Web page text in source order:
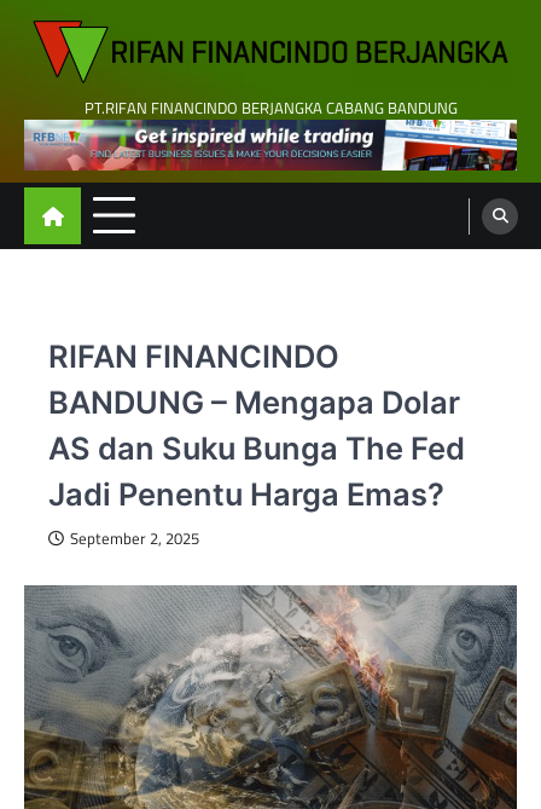
content
PT.RIFAN FINANCINDO BERJANGKA CABANG BANDUNG
RIFAN FINANCINDO
BANDUNG – Mengapa Dolar
AS dan Suku Bunga The Fed
Jadi Penentu Harga Emas?
September 2, 2025